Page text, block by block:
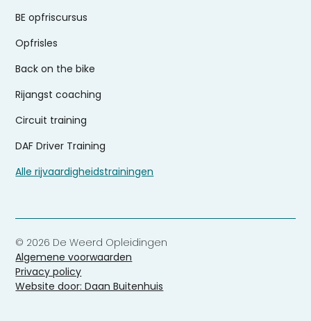
BE opfriscursus
Opfrisles
Back on the bike
Rijangst coaching
Circuit training
DAF Driver Training
Alle rijvaardigheidstrainingen
© 2026 De Weerd Opleidingen
Algemene voorwaarden
Privacy policy
Website door: Daan Buitenhuis